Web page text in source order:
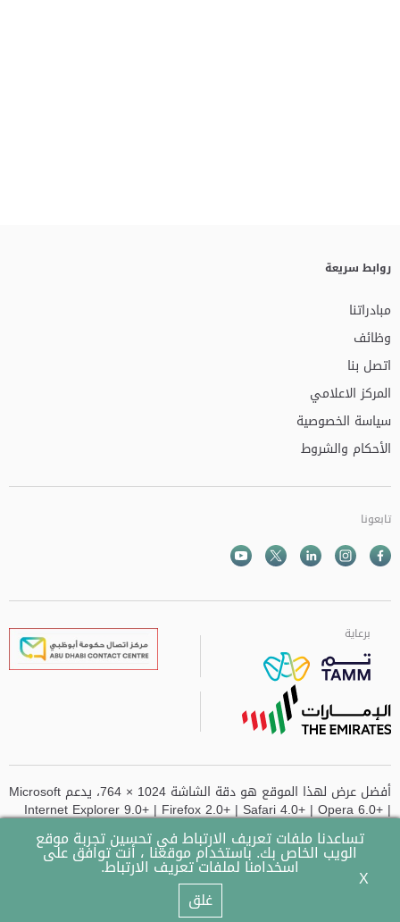
روابط سريعة
مبادراتنا
وظائف
اتصل بنا
المركز الاعلامي
سياسة الخصوصية
الأحكام والشروط
تابعونا
Facebook
Instagramالذهاب الى تم
Twitter
Youtube
برعاية
برعاية
برعاية
برعاية
أفضل عرض لهذا الموقع هو دقة الشاشة 1024 × 764، يدعم Microsoft
Internet Explorer 9.0+ | Firefox 2.0+ | Safari 4.0+ | Opera 6.0+ |
Chrome
تم تحديث الموقع آخر مرة في- 14-07-2026 وقت 10:49 AM
X
تساعدنا ملفات تعريف الارتباط في تحسين تجربة موقع
الويب الخاص بك. باستخدام موقعنا ، أنت توافق على
اسخدامنا لملفات تعريف الارتباط.
غلق